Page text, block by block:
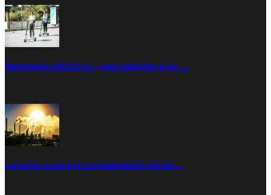
Monopatín eléctrico: ¿una solución o un …
La lucha contra la contaminación del air…